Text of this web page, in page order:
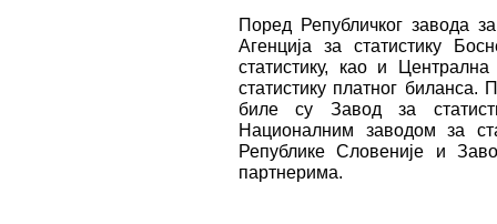
Поред Републичког завода
Агенција за статистику
статистику, као и
статистику платног биланса.
биле су Завод за
Националним заводом за
Републике Словеније и
партнерима.